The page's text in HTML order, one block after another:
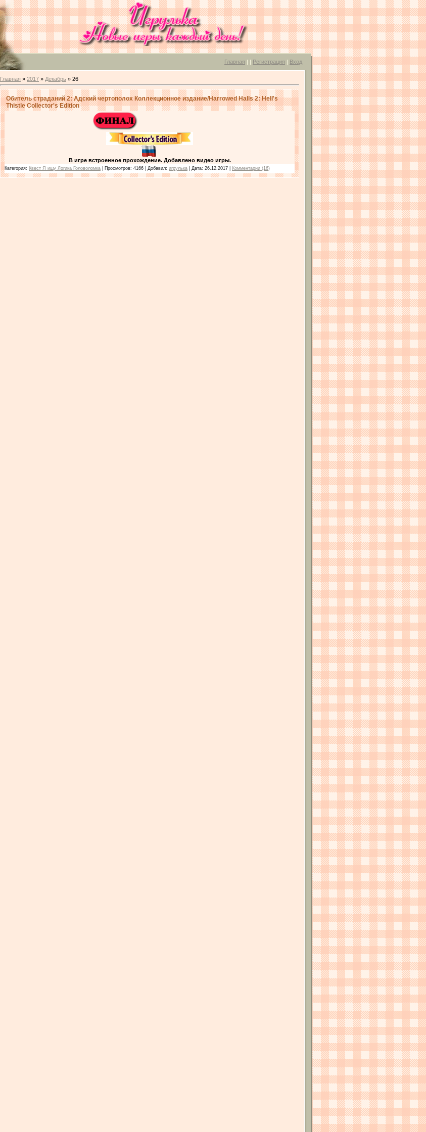
Главная | | Регистрация | Вход
Главная » 2017 » Декабрь » 26
Обитель страданий 2: Адский чертополох Коллекционное издание/Harrowed Halls 2: Hell's
Thistle Collector's Edition
В игре встроенное прохождение. Добавлено видео игры.
Категория: Квест Я ищу Логика Головоломка | Просмотров: 4166 | Добавил: игрулька | Дата: 26.12.2017 Комментарии (16)